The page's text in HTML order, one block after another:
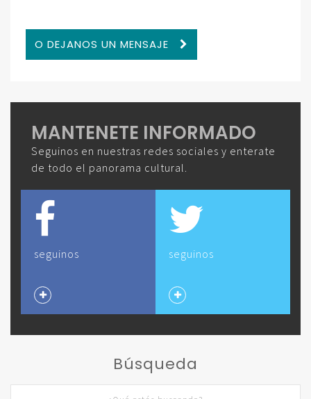
O DEJANOS UN MENSAJE
MANTENETE INFORMADO
Seguinos en nuestras redes sociales y enterate
de todo el panorama cultural.
seguinos seguinos
Búsqueda